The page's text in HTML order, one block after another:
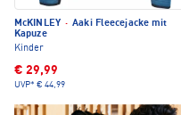
McKINLEY · Aaki Fleecejacke mit
Kapuze
Kinder
€ 29,99
UVP* € 44,99